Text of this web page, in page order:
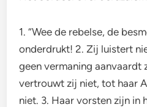
1. “Wee de rebelse, de
onderdrukt! 2. Zij luistert
geen vermaning aanvaardt
vertrouwt zij niet, tot haar
niet. 3. Haar vorsten zijn in